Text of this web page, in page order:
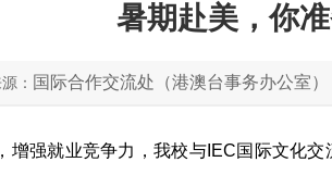
暑期赴美，你
： 国际合作交流处（港澳台事务办公室）
增强就业竞争力，我校与IEC国际文化